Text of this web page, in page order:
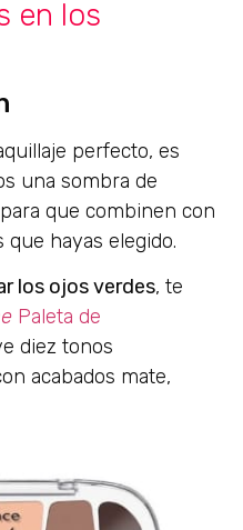
en los
perfecto, es
una sombra de
para que combinen con
hayas elegido.
los ojos verdes, te
Paleta de
diez tonos
acabados mate,